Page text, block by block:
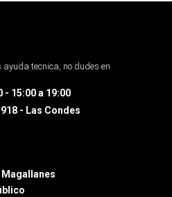
tecnica, no dudes en
- 15:00 a 19:00
- Las Condes